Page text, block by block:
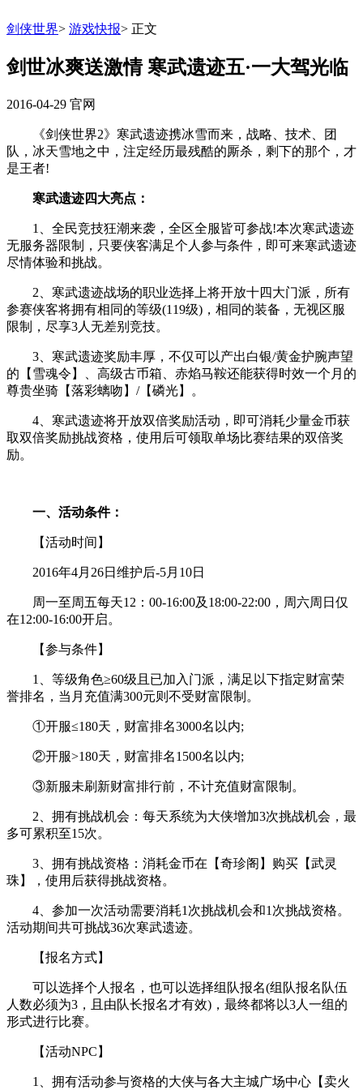
剑侠世界> 游戏快报> 正文
剑世冰爽送激情 寒武遗迹五·一大驾光临
2016-04-29 官网
《剑侠世界2》寒武遗迹携冰雪而来，战略、技术、团
队，冰天雪地之中，注定经历最残酷的厮杀，剩下的那个，才
是王者!
寒武遗迹四大亮点：
1、全民竞技狂潮来袭，全区全服皆可参战!本次寒武遗迹
无服务器限制，只要侠客满足个人参与条件，即可来寒武遗迹
尽情体验和挑战。
2、寒武遗迹战场的职业选择上将开放十四大门派，所有
参赛侠客将拥有相同的等级(119级)，相同的装备，无视区服
限制，尽享3人无差别竞技。
3、寒武遗迹奖励丰厚，不仅可以产出白银/黄金护腕声望
的【雪魂令】、高级古币箱、赤焰马鞍还能获得时效一个月的
尊贵坐骑【落彩螭吻】/【磷光】。
4、寒武遗迹将开放双倍奖励活动，即可消耗少量金币获
取双倍奖励挑战资格，使用后可领取单场比赛结果的双倍奖
励。
一、活动条件：
【活动时间】
2016年4月26日维护后-5月10日
周一至周五每天12：00-16:00及18:00-22:00，周六周日仅
在12:00-16:00开启。
【参与条件】
1、等级角色≥60级且已加入门派，满足以下指定财富荣
誉排名，当月充值满300元则不受财富限制。
①开服≤180天，财富排名3000名以内;
②开服>180天，财富排名1500名以内;
③新服未刷新财富排行前，不计充值财富限制。
2、拥有挑战机会：每天系统为大侠增加3次挑战机会，最
多可累积至15次。
3、拥有挑战资格：消耗金币在【奇珍阁】购买【武灵
珠】，使用后获得挑战资格。
4、参加一次活动需要消耗1次挑战机会和1次挑战资格。
活动期间共可挑战36次寒武遗迹。
【报名方式】
可以选择个人报名，也可以选择组队报名(组队报名队伍
人数必须为3，且由队长报名才有效)，最终都将以3人一组的
形式进行比赛。
【活动NPC】
1、拥有活动参与资格的大侠与各大主城广场中心【卖火